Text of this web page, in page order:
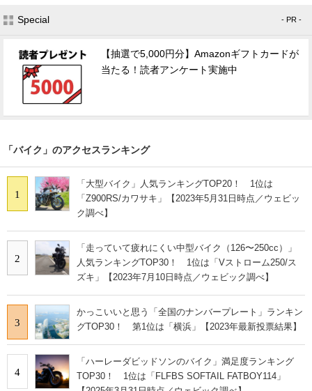
Special - PR -
【抽選で5,000円分】Amazonギフトカードが
当たる！読者アンケート実施中
「バイク」のアクセスランキング
1
「大型バイク」人気ランキングTOP20！ 1位は
「Z900RS/カワサキ」【2023年5月31日時点／ウェビッ
ク調べ】
2
「走っていて疲れにくい中型バイク（126〜250cc）」
人気ランキングTOP30！ 1位は「Vストローム250/ス
ズキ」【2023年7月10日時点／ウェビック調べ】
3
かっこいいと思う「全国のナンバープレート」ランキン
グTOP30！ 第1位は「横浜」【2023年最新投票結果】
4
「ハーレーダビッドソンのバイク」満足度ランキング
TOP30！ 1位は「FLFBS SOFTAIL FATBOY114」